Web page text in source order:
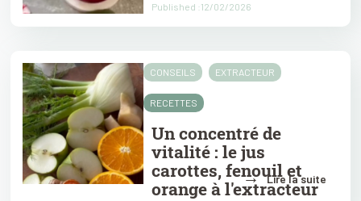
Published :12/02/2026
CONSEILS EXTRACTEUR
RECETTES
Un concentré de
vitalité : le jus
carottes, fenouil et
orange à l'extracteur
→ Lire la suite